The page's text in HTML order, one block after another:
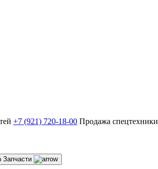
+7 (921) 720-18-00 Продажа спецтехники
Запчасти